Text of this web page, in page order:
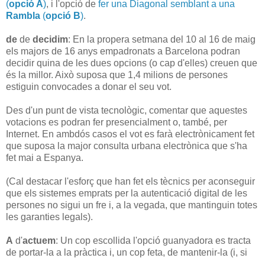
(opció A), i l'opció de fer una Diagonal semblant a una
Rambla (opció B).
de de decidim: En la propera setmana del 10 al 16 de maig
els majors de 16 anys empadronats a Barcelona podran
decidir quina de les dues opcions (o cap d'elles) creuen que
és la millor. Això suposa que 1,4 milions de persones
estiguin convocades a donar el seu vot.
Des d'un punt de vista tecnològic, comentar que aquestes
votacions es podran fer presencialment o, també, per
Internet. En ambdós casos el vot es farà electrònicament fet
que suposa la major consulta urbana electrònica que s'ha
fet mai a Espanya.
(Cal destacar l'esforç que han fet els tècnics per aconseguir
que els sistemes emprats per la autenticació digital de les
persones no sigui un fre i, a la vegada, que mantinguin totes
les garanties legals).
A d'actuem: Un cop escollida l'opció guanyadora es tracta
de portar-la a la pràctica i, un cop feta, de mantenir-la (i, si